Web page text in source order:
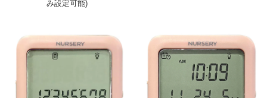
み設定可能)